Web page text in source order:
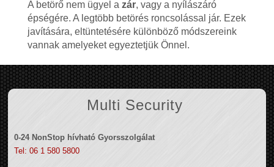
A betörő nem ügyel a zár, vagy a nyílászáró
épségére. A legtöbb betörés roncsolással jár. Ezek
javítására, eltüntetésére különböző módszereink
vannak amelyeket egyeztetjük Önnel.
Multi Security
0-24 NonStop hívható Gyorsszolgálat
Tel: 06 1 580 5800